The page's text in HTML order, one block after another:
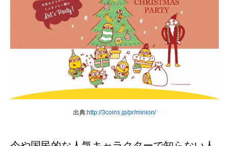
出典:http://3coins.jp/pr/minion/